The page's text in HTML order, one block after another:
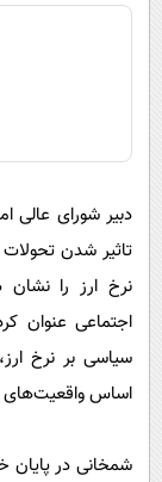
دبیر شورای عالی
تاثیر شدن تحولات
نرخ ارز را
اجتماعی عنوان
سیاسی بر نرخ
اساس
شمخانی در پایان